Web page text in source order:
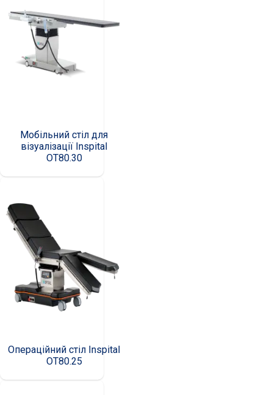
Мобільний стіл для
візуалізації Inspital
OT80.30
Операційний стіл Inspital
OT80.25